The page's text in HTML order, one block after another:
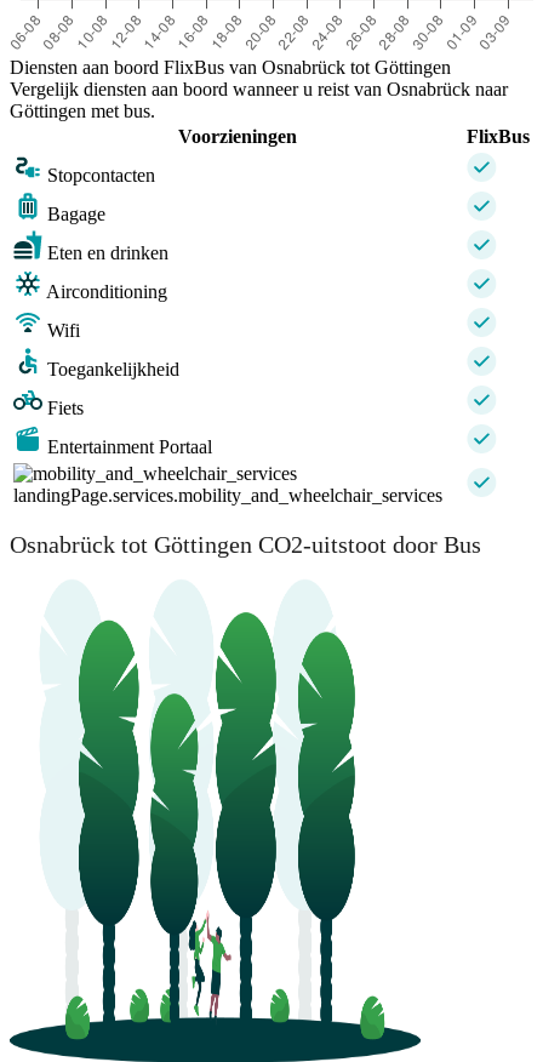
Diensten aan boord FlixBus van Osnabrück tot Göttingen
Vergelijk diensten aan boord wanneer u reist van Osnabrück naar
Göttingen met bus.
Voorzieningen
FlixBus
Stopcontacten
Bagage
Eten en drinken
Airconditioning
Wifi
Toegankelijkheid
Fiets
Entertainment Portaal
landingPage.services.mobility_and_wheelchair_services
Osnabrück tot Göttingen CO2-uitstoot door Bus